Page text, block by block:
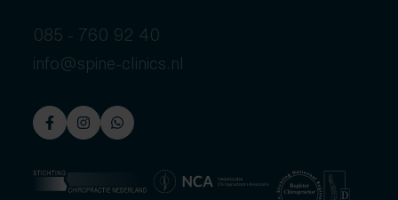
085 - 760 92 40
info@spine-clinics.nl